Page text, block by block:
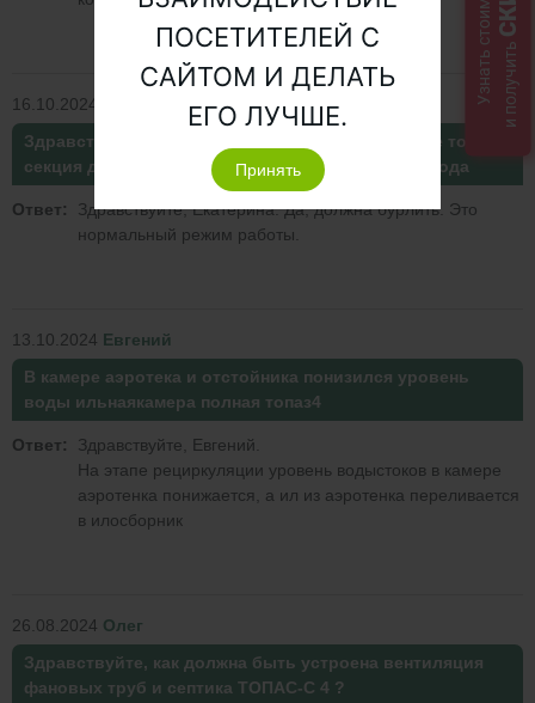
16.10.2024
Здравствуйте, подскажите пожалуйста в септике топаз
секция для стабилизации ила должна бурлеть вода
Ответ:
Здравствуйте, Екатерина. Да, должна бурлить. Это
нормальный режим работы.
13.10.2024 Евгений
В камере аэротека и отстойника понизился уровень
воды ильнаякамера полная топаз4
Ответ:
Здравствуйте, Евгений.
На этапе рециркуляции уровень водыстоков в камере
аэротенка понижается, а ил из аэротенка переливается
в илосборник
26.08.2024 Олег
Здравствуйте, как должна быть устроена вентиляция
фановых труб и септика ТОПАС-С 4 ?
Узнать стоимостьи получить
ПОСЕТИТЕЛЕЙ С
САЙТОМ И ДЕЛАТЬ
ЕГО ЛУЧШЕ.
Принять